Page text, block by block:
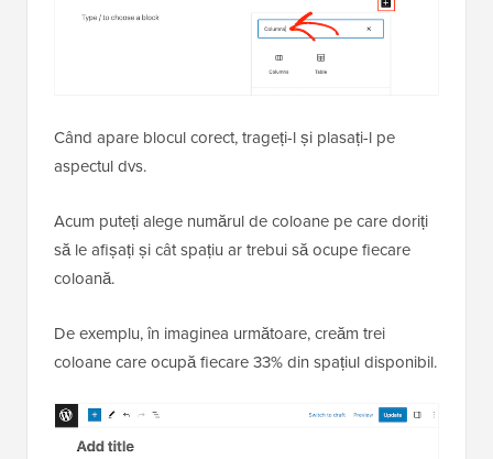
Când apare blocul corect, trageți-l și plasați-l pe
aspectul dvs.
Acum puteți alege numărul de coloane pe care doriți
să le afișați și cât spațiu ar trebui să ocupe fiecare
coloană.
De exemplu, în imaginea următoare, creăm trei
coloane care ocupă fiecare 33% din spațiul disponibil.